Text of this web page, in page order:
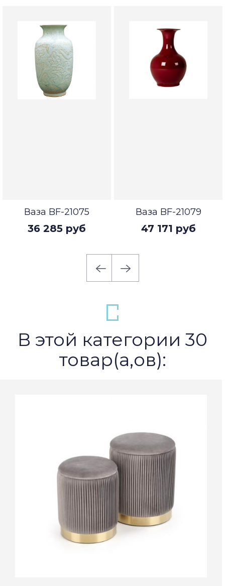
Ваза BF-21075
36 285 руб
Ваза BF-21079
47 171 руб
В этой категории 30
товар(а,ов):